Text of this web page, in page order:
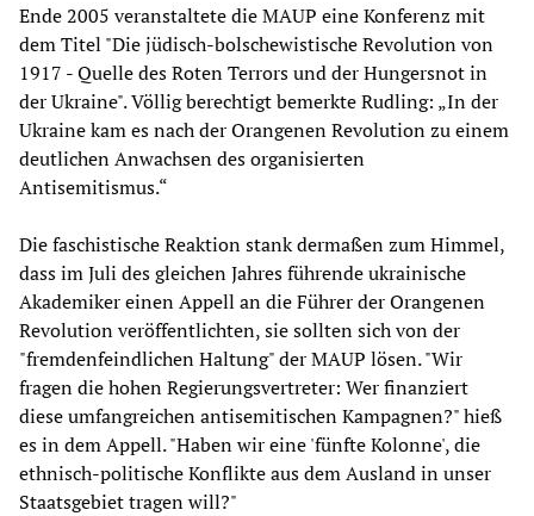
Ende 2005 veranstaltete die MAUP eine Konferenz mit
dem Titel "Die jüdisch-bolschewistische Revolution von
1917 - Quelle des Roten Terrors und der Hungersnot in
der Ukraine". Völlig berechtigt bemerkte Rudling: „In der
Ukraine kam es nach der Orangenen Revolution zu einem
deutlichen Anwachsen des organisierten
Antisemitismus.“
Die faschistische Reaktion stank dermaßen zum Himmel,
dass im Juli des gleichen Jahres führende ukrainische
Akademiker einen Appell an die Führer der Orangenen
Revolution veröffentlichten, sie sollten sich von der
"fremdenfeindlichen Haltung" der MAUP lösen. "Wir
fragen die hohen Regierungsvertreter: Wer finanziert
diese umfangreichen antisemitischen Kampagnen?" hieß
es in dem Appell. "Haben wir eine 'fünfte Kolonne', die
ethnisch-politische Konflikte aus dem Ausland in unser
Staatsgebiet tragen will?"